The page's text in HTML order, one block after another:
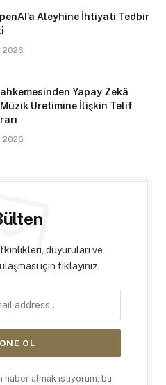
Aleyhine İhtiyati Tedbir
2026
Yapay Zekâ
Üretimine İlişkin Telif
2026
duyuruları ve
için tıklayınız.
haber almak istiyorum, bu